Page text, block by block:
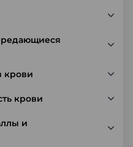
крови
крови
и